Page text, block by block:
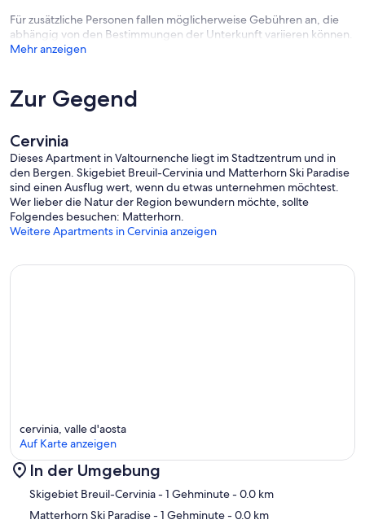
Für zusätzliche Personen fallen möglicherweise Gebühren an, die
abhängig von den Bestimmungen der Unterkunft variieren können.
Mehr anzeigen
Zur Gegend
Cervinia
Dieses Apartment in Valtournenche liegt im Stadtzentrum und in
den Bergen. Skigebiet Breuil-Cervinia und Matterhorn Ski Paradise
sind einen Ausflug wert, wenn du etwas unternehmen möchtest.
Wer lieber die Natur der Region bewundern möchte, sollte
Folgendes besuchen: Matterhorn.
Weitere Apartments in Cervinia anzeigen
Karte
cervinia, valle d'aosta
Auf Karte anzeigen
In der Umgebung
Skigebiet Breuil-Cervinia- 1 Gehminute- 0.0 km
Matterhorn Ski Paradise- 1 Gehminute- 0.0 km